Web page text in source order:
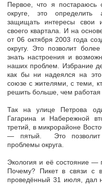
Первое, что я постараюсь
округе, это определить
защищать интересы свои
своего квартала. И на
от 06 октября 2003 года
округу. Это позволит
знать настроения и
наших проблем. Избрание
как бы ни надеялся на
союзе с жителями, с теми,
решить больше, чем работая
Так на улице Петрова
Гагарина и Набережной
третий, в микрорайоне
— пятый. Это позволит
проблемы округа.
Экология и её состояние —
Почему? Пикет в связи с
проведённый 31 июля, дал